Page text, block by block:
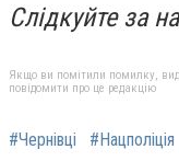
Слідкуйте за
Якщо ви помітили помилку,
повідомити про це редакцію
#Чернівці #Нацполіція